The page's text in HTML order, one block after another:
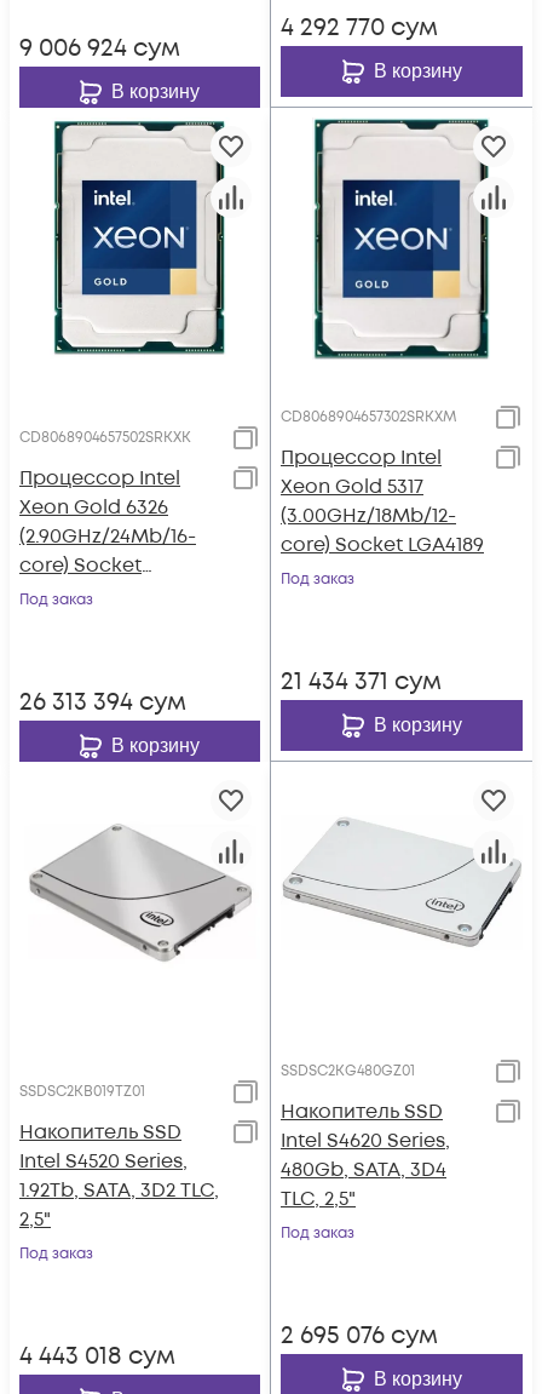
9 006 924 сум
В корзину
4 292 770 сум
В корзину
CD8068904657502SRKXK
Процессор Intel
Xeon Gold 6326
(2.90GHz/24Mb/16-
core) Socket
LGA4189
Под заказ
26 313 394 сум
В корзину
CD8068904657302SRKXM
Процессор Intel
Xeon Gold 5317
(3.00GHz/18Mb/12-
core) Socket LGA4189
Под заказ
21 434 371 сум
В корзину
SSDSC2KB019TZ01
Накопитель SSD
Intel S4520 Series,
1.92Tb, SATA, 3D2 TLC,
2,5"
Под заказ
4 443 018 сум
SSDSC2KG480GZ01
Накопитель SSD
Intel S4620 Series,
480Gb, SATA, 3D4
TLC, 2,5"
Под заказ
2 695 076 сум
В корзину